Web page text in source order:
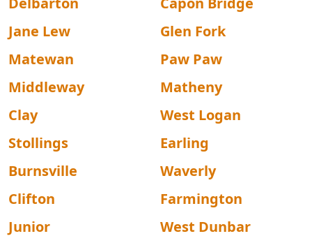
Jane Lew
Glen Fork
Matewan
Paw Paw
Middleway
Matheny
Clay
West Logan
Stollings
Earling
Burnsville
Waverly
Clifton
Farmington
Junior
West Dunbar